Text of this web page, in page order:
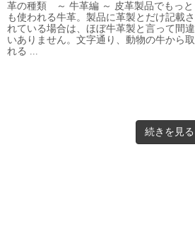
革の種類 ～ 牛革編 ～ 皮革製品でもっと
も使われる牛革。製品に革製とだけ記載さ
れている場合は、ほぼ牛革製と言って間違
いありません。文字通り、動物の牛から取
れる ...
続きを見る